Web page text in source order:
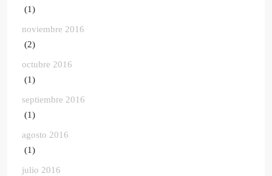
(1)
noviembre 2016
(2)
octubre 2016
(1)
septiembre 2016
(1)
agosto 2016
(1)
julio 2016